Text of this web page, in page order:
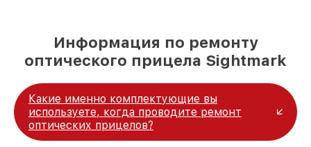
Информация по ремонту
оптического прицела Sightmark
Какие именно комплектующие вы
используете, когда проводите ремонт
оптических прицелов?